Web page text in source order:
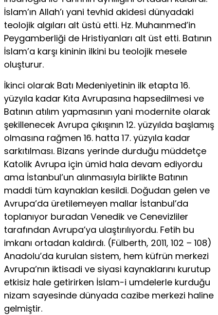
İslam’ın Allah’ı yani tevhid akidesi dünyadaki
teolojik algıları alt üstü etti. Hz. Muhaınmed’in
Peygamberliği de Hristiyanları alt üst etti. Ba­tının
İslam’a karşı kininin ilkini bu teolojik mesele
oluşturur.
İkinci olarak Batı Medeniyetinin ilk etapta 16.
yüzyıla ka­dar Kıta Avrupasına hapsedilmesi ve
Batının atılım yapması­nın yani modernite olarak
şekillenecek Avrupa çıkışının 12. yüzyılda başlamış
olmasına rağmen 16. hatta 17. yüzyıla kadar
sarkıtılması. Bizans yerinde durduğu müddetçe
Katolik Avrupa için ümid hala devam ediyordu
ama İstanbul’un alınmasıyla bir­likte Batının
maddi tüm kaynaklan kesildi. Doğudan gelen ve
Avrupa’da üretilemeyen mallar İstanbul’da
toplanıyor buradan Venedik ve Cenevizliler
tarafından Avrupa’ya ulaştırılıyordu. Fetih bu
imkanı ortadan kaldırdı. (Fülberth, 2011, 102 – 108)
Anadolu’da kurulan sistem, hem küfrün merkezi
Avrupa’nın ik­tisadi ve siyasi kaynaklarını kurutup
etkisiz hale getirirken İs­lam-i umdelerle kurduğu
nizam sayesinde dünyada cazibe mer­kezi haline
gelmiştir.